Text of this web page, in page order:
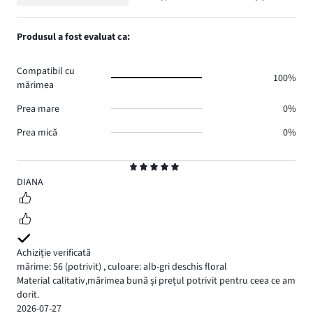
5
DIANA
Achiziție verificată
mărime: 56 (potrivit) ,culoare: alb-gri deschis floral
Material calitativ,mărimea bună și prețul potrivit pentru ceea ce am
dorit.
2026-07-27
2.
0.
1,
Produsul a fost evaluat ca:
Compatibil cu
mărimea
100%
Prea mare
0%
Prea mică
0%